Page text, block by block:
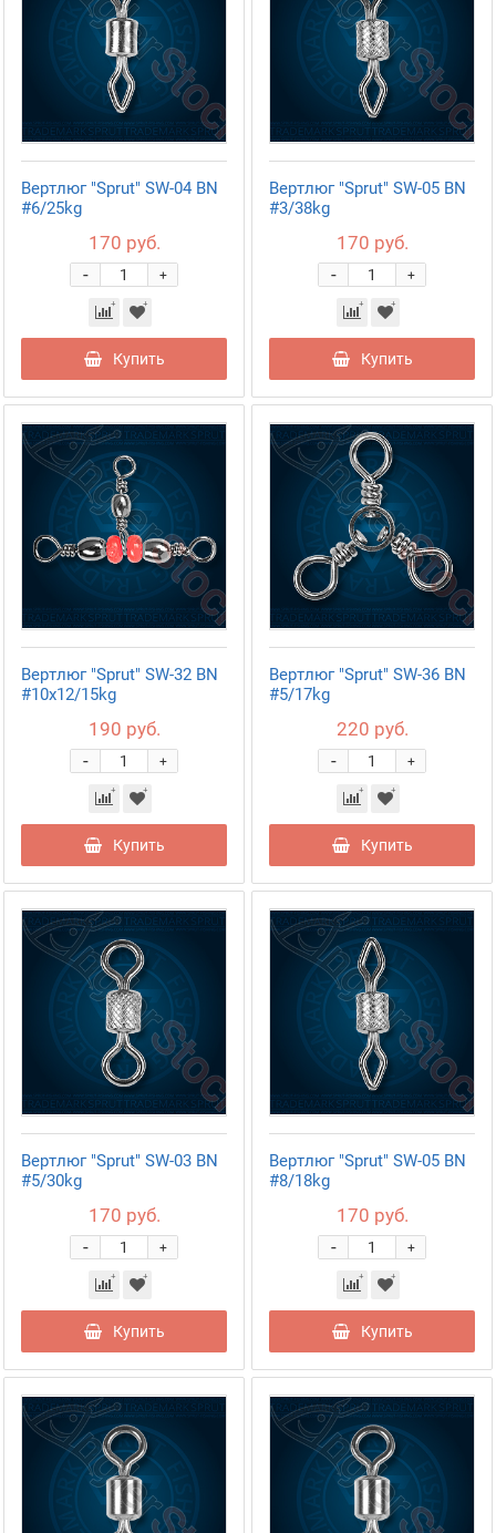
Вертлюг "Sprut" SW-04 BN
#6/25kg
170 руб.
+
-
Купить
Вертлюг "Sprut" SW-05 BN
#3/38kg
170 руб.
+
-
Купить
Вертлюг "Sprut" SW-32 BN
#10x12/15kg
190 руб.
+
-
Купить
Вертлюг "Sprut" SW-36 BN
#5/17kg
220 руб.
+
-
Купить
Вертлюг "Sprut" SW-03 BN
#5/30kg
170 руб.
+
-
Купить
Вертлюг "Sprut" SW-05 BN
#8/18kg
170 руб.
+
-
Купить